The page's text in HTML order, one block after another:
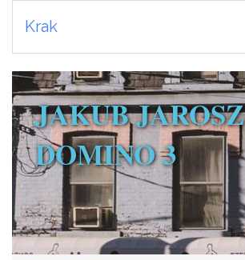
Krak
JAKUB JAROSZ
DOMINO 3